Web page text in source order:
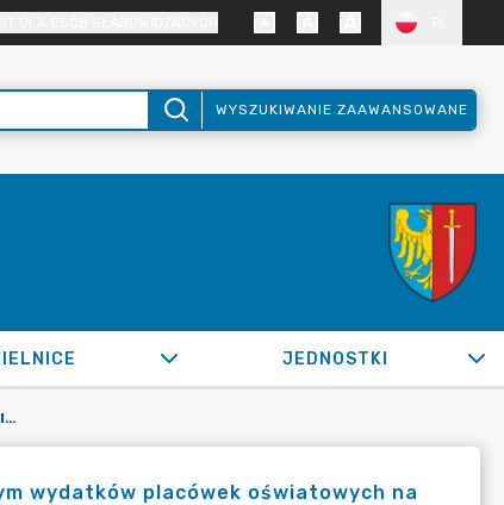
WYSZUKIWANIE ZAAWANSOWANE
JEDNOSTKI
OR.0050.1142.2022_FB W SPRAWIE ZMIAN W PLANIE FINANSOWYM WYDATKÓW PLACÓWEK OŚWIATOWYCH NA 2022 R.
wydatków placówek oświatowych na